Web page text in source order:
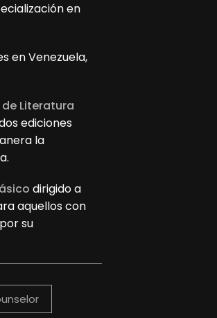
en
en Venezuela,
Literatura
ediciones
la
dirigido a
aquellos con
su